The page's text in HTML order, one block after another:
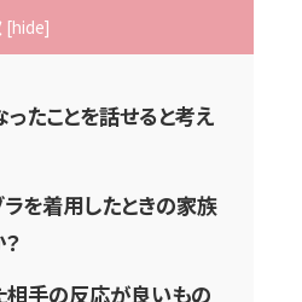
[hide]
たことを話せると考え
を着用したときの家族
相手の反応が良いもの